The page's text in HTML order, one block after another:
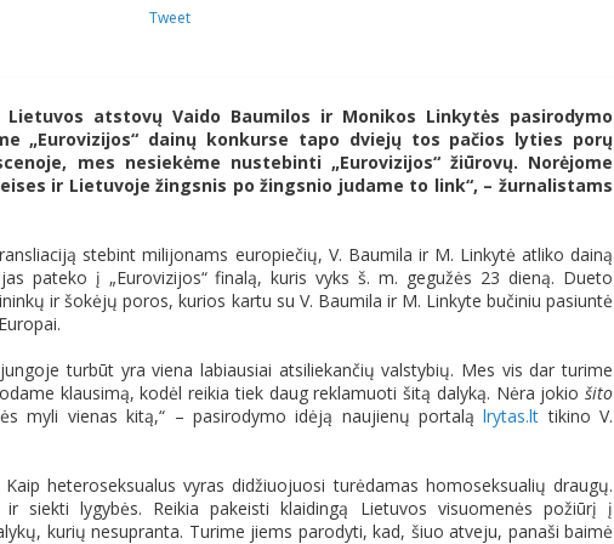
Tweet
atstovų Vaido Baumilos ir Monikos Linkytės pasirodymo
„Eurovizijos“ dainų konkurse tapo dviejų tos pačios lyties porų
mes nesiekėme nustebinti „Eurovizijos“ žiūrovų. Norėjome
ir Lietuvoje žingsnis po žingsnio judame to link“, – žurnalistams
stebint milijonams europiečių, V. Baumila ir M. Linkytė atliko dainą
pateko į „Eurovizijos“ finalą, kuris vyks š. m. gegužės 23 dieną. Dueto
ir šokėjų poros, kurios kartu su V. Baumila ir M. Linkyte bučiniu pasiuntė
turbūt yra viena labiausiai atsiliekančių valstybių. Mes vis dar turime
klausimą, kodėl reikia tiek daug reklamuoti šitą dalyką. Nėra jokio šito
myli vienas kitą,“ – pasirodymo idėją naujienų portaląlrytas.lt tikino V.
heteroseksualus vyras didžiuojuosi turėdamas homoseksualių draugų.
siekti lygybės. Reikia pakeisti klaidingą Lietuvos visuomenės požiūrį į
kurių nesupranta. Turime jiems parodyti, kad, šiuo atveju, panaši baimė